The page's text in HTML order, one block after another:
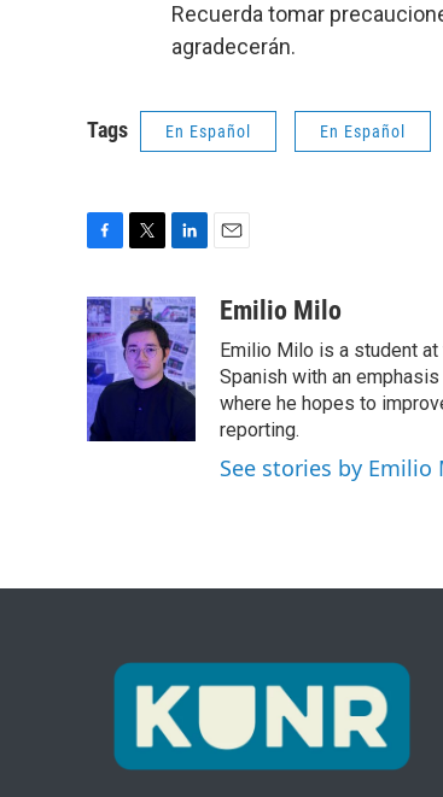
Recuerda tomar
agradecerán.
Tags En Español En Español
c
e
b
o
o
k
i
t
t
e
n
k
e
d
n
aEmilio Milo
Emilio Milo is a student
Spanish with an
where he hopes to
reporting.
See stories by Emilio